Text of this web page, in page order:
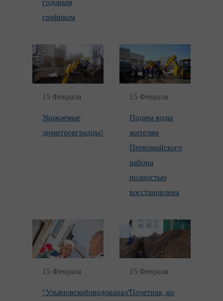
годовым
графиком
15 Февраля
Уважаемые
димитровградцы!
15 Февраля
Подача воды
жителям
Первомайского
района
полностью
восстановлена
15 Февраля
"Ульяновскоблводоканал"
15 Февраля
Почетная, но